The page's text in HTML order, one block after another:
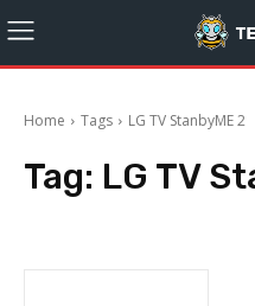
Home Tags LG TV StanbyME 2
Tag: LG TV